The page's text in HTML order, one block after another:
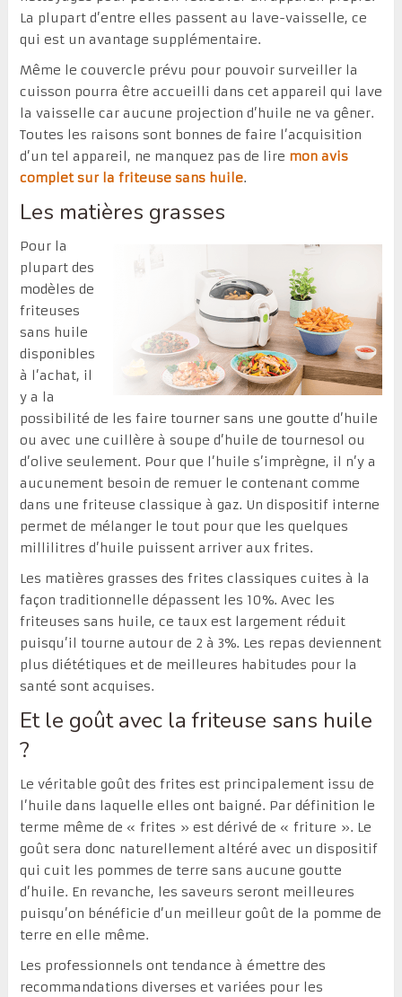
La plupart d’entre elles passent au lave-vaisselle, ce
qui est un avantage supplémentaire.
Même le couvercle prévu pour pouvoir surveiller la
cuisson pourra être accueilli dans cet appareil qui lave
la vaisselle car aucune projection d’huile ne va gêner.
Toutes les raisons sont bonnes de faire l’acquisition
d’un tel appareil, ne manquez pas de lire mon avis
complet sur la friteuse sans huile.
Les matières grasses
Pour la
plupart des
modèles de
friteuses
sans huile
disponibles
à l’achat, il
y a la
possibilité de les faire tourner sans une goutte d’huile
ou avec une cuillère à soupe d’huile de tournesol ou
d’olive seulement. Pour que l’huile s’imprègne, il n’y a
aucunement besoin de remuer le contenant comme
dans une friteuse classique à gaz. Un dispositif interne
permet de mélanger le tout pour que les quelques
millilitres d’huile puissent arriver aux frites.
Les matières grasses des frites classiques cuites à la
façon traditionnelle dépassent les 10%. Avec les
friteuses sans huile, ce taux est largement réduit
puisqu’il tourne autour de 2 à 3%. Les repas deviennent
plus diététiques et de meilleures habitudes pour la
santé sont acquises.
Et le goût avec la friteuse sans huile
?
Le véritable goût des frites est principalement issu de
l’huile dans laquelle elles ont baigné. Par définition le
terme même de « frites » est dérivé de « friture ». Le
goût sera donc naturellement altéré avec un dispositif
qui cuit les pommes de terre sans aucune goutte
d’huile. En revanche, les saveurs seront meilleures
puisqu’on bénéficie d’un meilleur goût de la pomme de
terre en elle même.
Les professionnels ont tendance à émettre des
recommandations diverses et variées pour les